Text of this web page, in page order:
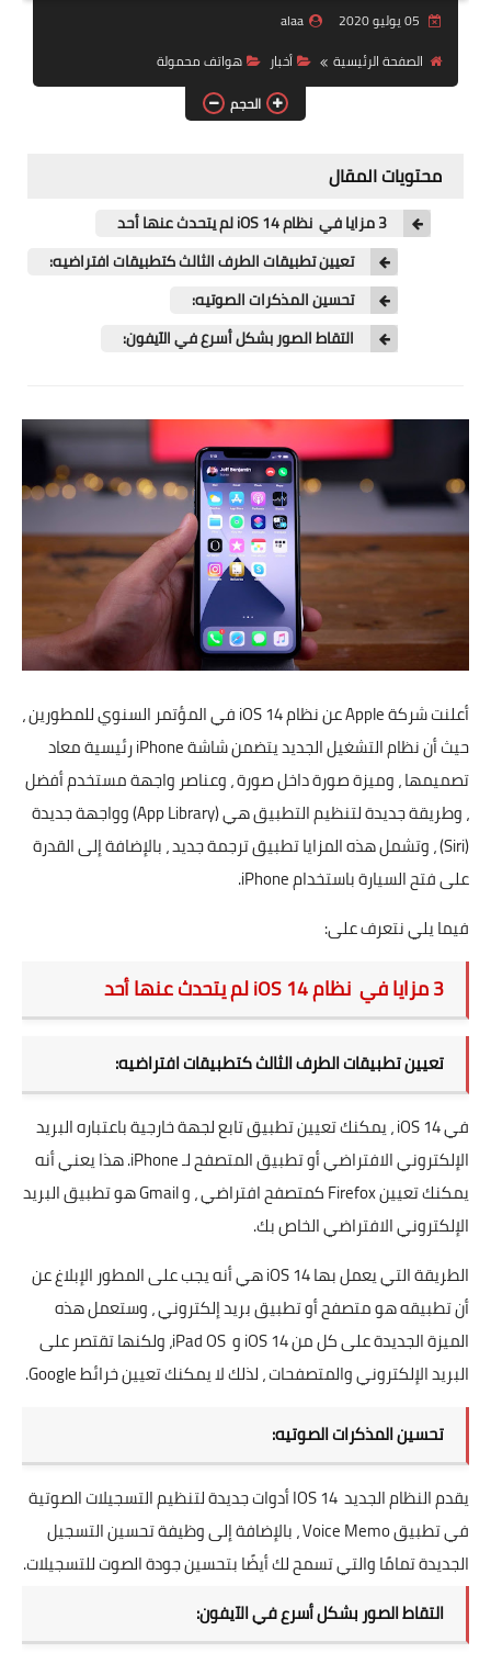
برامج تنظيف
برامج
روق جهازك
بلوجر
حماية
alaa
الصفحة الرئيسية
أخبار
هواتف محمولة
الحجم
محتويات المقال
3 مزايا في نظام iOS 14 لم يتحدث عنها أحد
تعيين تطبيقات الطرف الثالث كتطبيقات افتراضيه:
تحسين المذكرات الصوتيه:
التقاط الصور بشكل أسرع في الآيفون:
أعلنت شركة Apple عن نظام iOS 14 في المؤتمر السنوي للمطورين ،
حيث أن نظام التشغيل الجديد يتضمن شاشة iPhone رئيسية معاد
تصميمها ، وميزة صورة داخل صورة ، وعناصر واجهة مستخدم أفضل
، وطريقة جديدة لتنظيم التطبيق هي (App Library) وواجهة جديدة
(Siri) ، وتشمل هذه المزايا تطبيق ترجمة جديد ، بالإضافة إلى القدرة
على فتح السيارة باستخدام iPhone.
فيما يلي نتعرف على:
3 مزايا في نظام iOS 14 لم يتحدث عنها أحد
تعيين تطبيقات الطرف الثالث كتطبيقات افتراضيه:
في iOS 14 ، يمكنك تعيين تطبيق تابع لجهة خارجية باعتباره البريد
الإلكتروني الافتراضي أو تطبيق المتصفح لـ iPhone. هذا يعني أنه
يمكنك تعيين Firefox كمتصفح افتراضي ، و Gmail هو تطبيق البريد
الإلكتروني الافتراضي الخاص بك.
الطريقة التي يعمل بها iOS 14 هي أنه يجب على المطور الإبلاغ عن
أن تطبيقه هو متصفح أو تطبيق بريد إلكتروني ، وستعمل هذه
الميزة الجديدة على كل من iOS 14 و iPad OS، ولكنها تقتصر على
البريد الإلكتروني والمتصفحات ، لذلك لا يمكنك تعيين خرائط Google.
تحسين المذكرات الصوتيه:
يقدم النظام الجديد IOS 14 أدوات جديدة لتنظيم التسجيلات الصوتية
في تطبيق Voice Memo ، بالإضافة إلى وظيفة تحسين التسجيل
الجديدة تمامًا والتي تسمح لك أيضًا بتحسين جودة الصوت للتسجيلات.
التقاط الصور بشكل أسرع في الآيفون: